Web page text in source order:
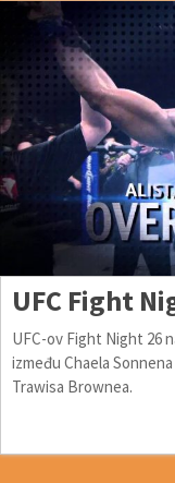
UFC Fight
UFC-ov Fight Night 26
između Chaela
Trawisa Brownea.